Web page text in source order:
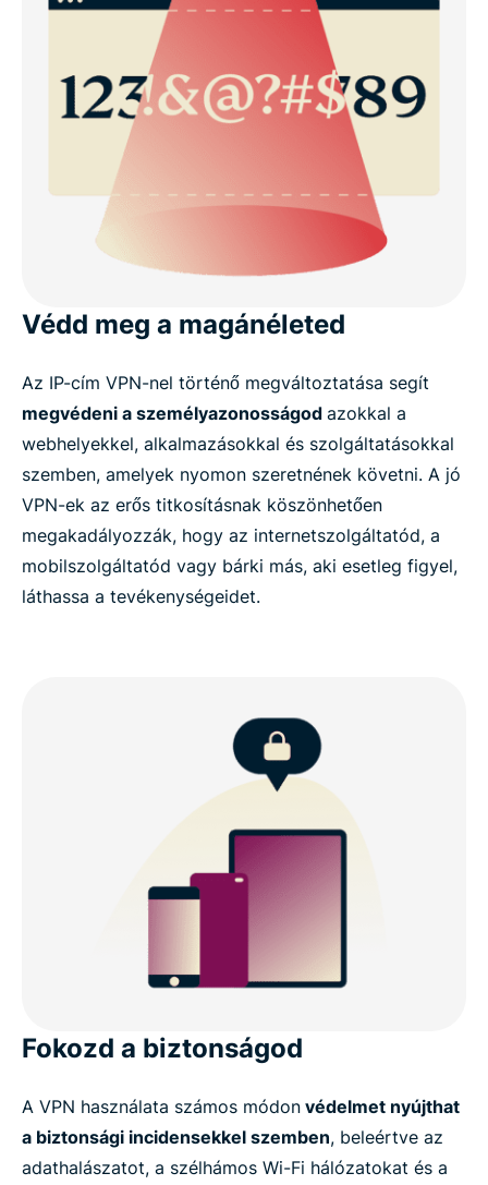
Védd meg a magánéleted
Az IP-cím VPN-nel történő megváltoztatása segít
megvédeni a személyazonosságod azokkal a
webhelyekkel, alkalmazásokkal és szolgáltatásokkal
szemben, amelyek nyomon szeretnének követni. A jó
VPN-ek az erős titkosításnak köszönhetően
megakadályozzák, hogy az internetszolgáltatód, a
mobilszolgáltatód vagy bárki más, aki esetleg figyel,
láthassa a tevékenységeidet.
Fokozd a biztonságod
A VPN használata számos módon védelmet nyújthat
a biztonsági incidensekkel szemben, beleértve az
adathalászatot, a szélhámos Wi-Fi hálózatokat és a